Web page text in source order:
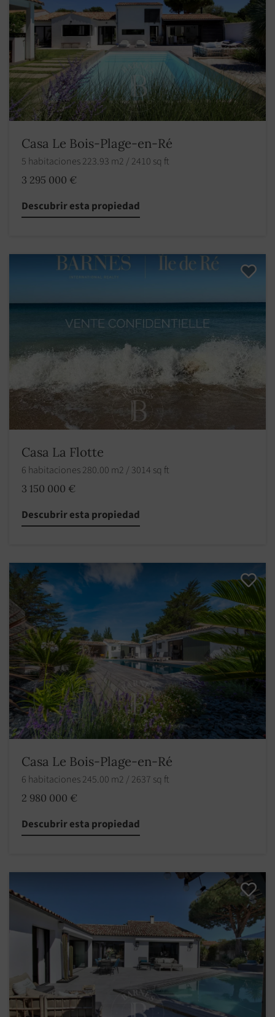
Casa Le Bois-Plage-en-Ré
5 habitaciones 223.93 m2 / 2410 sq ft
3 295 000 €
Descubrir esta propiedad
Casa La Flotte
6 habitaciones 280.00 m2 / 3014 sq ft
3 150 000 €
Descubrir esta propiedad
Casa Le Bois-Plage-en-Ré
6 habitaciones 245.00 m2 / 2637 sq ft
2 980 000 €
Descubrir esta propiedad